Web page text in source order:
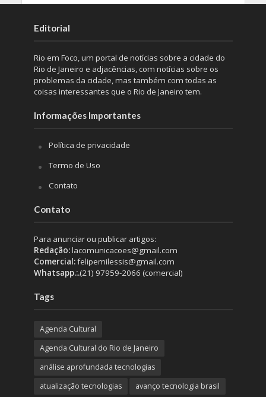
Editorial
Rio em Foco, um portal de notícias sobre a cidade do
Rio de Janeiro e adjacências, com notícias sobre os
problemas da cidade, mas também com todas as
coisas interessantes que o Rio de Janeiro tem.
Informações Importantes
Política de privacidade
Termo de Uso
Contato
Contato
Para anunciar ou publicar artigos:
Redação:lacomunicacoes@gmail.com
Comercial:felipemilessis@gmail.com
Whatsapp.:.(21) 97959-2066 (comercial)
Tags
Agenda Cultural
Agenda Cultural do Rio de Janeiro
análise aprofundada tecnologias
atualização tecnologias
avanço tecnologia brasil